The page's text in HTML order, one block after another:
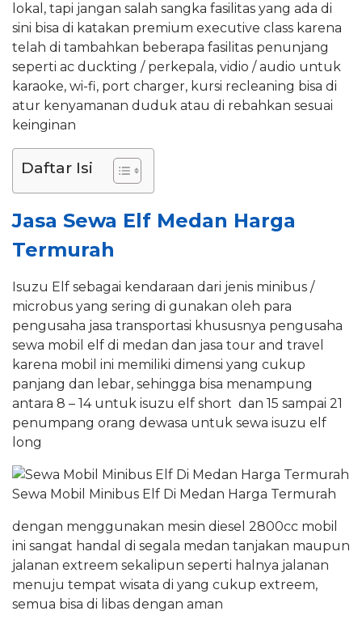
lokal, tapi jangan salah sangka fasilitas yang ada di
sini bisa di katakan premium executive class karena
telah di tambahkan beberapa fasilitas penunjang
seperti ac duckting / perkepala, vidio / audio untuk
karaoke, wi-fi, port charger, kursi recleaning bisa di
atur kenyamanan duduk atau di rebahkan sesuai
keinginan
Daftar Isi
Jasa Sewa Elf Medan Harga
Termurah
Isuzu Elf sebagai kendaraan dari jenis minibus /
microbus yang sering di gunakan oleh para
pengusaha jasa transportasi khususnya pengusaha
sewa mobil elf di medan dan jasa tour and travel
karena mobil ini memiliki dimensi yang cukup
panjang dan lebar, sehingga bisa menampung
antara 8 – 14 untuk isuzu elf short dan 15 sampai 21
penumpang orang dewasa untuk sewa isuzu elf
long
Sewa Mobil Minibus Elf Di Medan Harga Termurah
dengan menggunakan mesin diesel 2800cc mobil
ini sangat handal di segala medan tanjakan maupun
jalanan extreem sekalipun seperti halnya jalanan
menuju tempat wisata di yang cukup extreem,
semua bisa di libas dengan aman